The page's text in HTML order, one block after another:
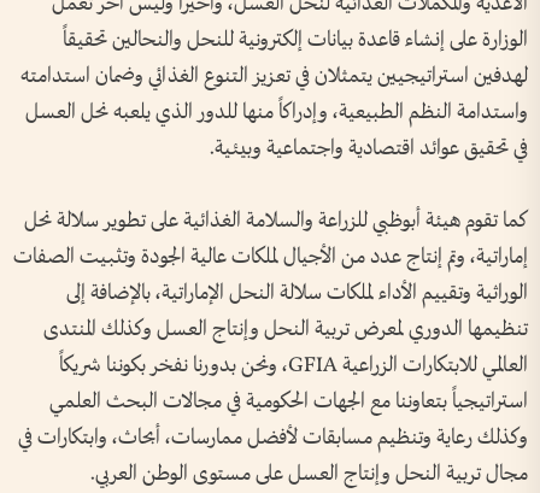
الوزارة على إنشاء قاعدة بيانات إلكترونية للنحل والنحالين تحقيقاً
لهدفين استراتيجيين يتمثلان في تعزيز التنوع الغذائي وضمان استدامته
واستدامة النظم الطبيعية، وإدراكاً منها للدور الذي يلعبه نحل العسل
في تحقيق عوائد اقتصادية واجتماعية وبيئية.
كما تقوم هيئة أبوظبي للزراعة والسلامة الغذائية على تطوير سلالة نحل
إماراتية، وتم إنتاج عدد من الأجيال لملكات عالية الجودة وتثبيت الصفات
الوراثية وتقييم الأداء لملكات سلالة النحل الإماراتية، بالإضافة إلى
تنظيمها الدوري لمعرض تربية النحل وإنتاج العسل وكذلك المنتدى
العالمي للابتكارات الزراعية GFIA، ونحن بدورنا نفخر بكوننا شريكاً
استراتيجياً بتعاوننا مع الجهات الحكومية في مجالات البحث العلمي
وكذلك رعاية وتنظيم مسابقات لأفضل ممارسات، أبحاث، وابتكارات في
مجال تربية النحل وإنتاج العسل على مستوى الوطن العربي.